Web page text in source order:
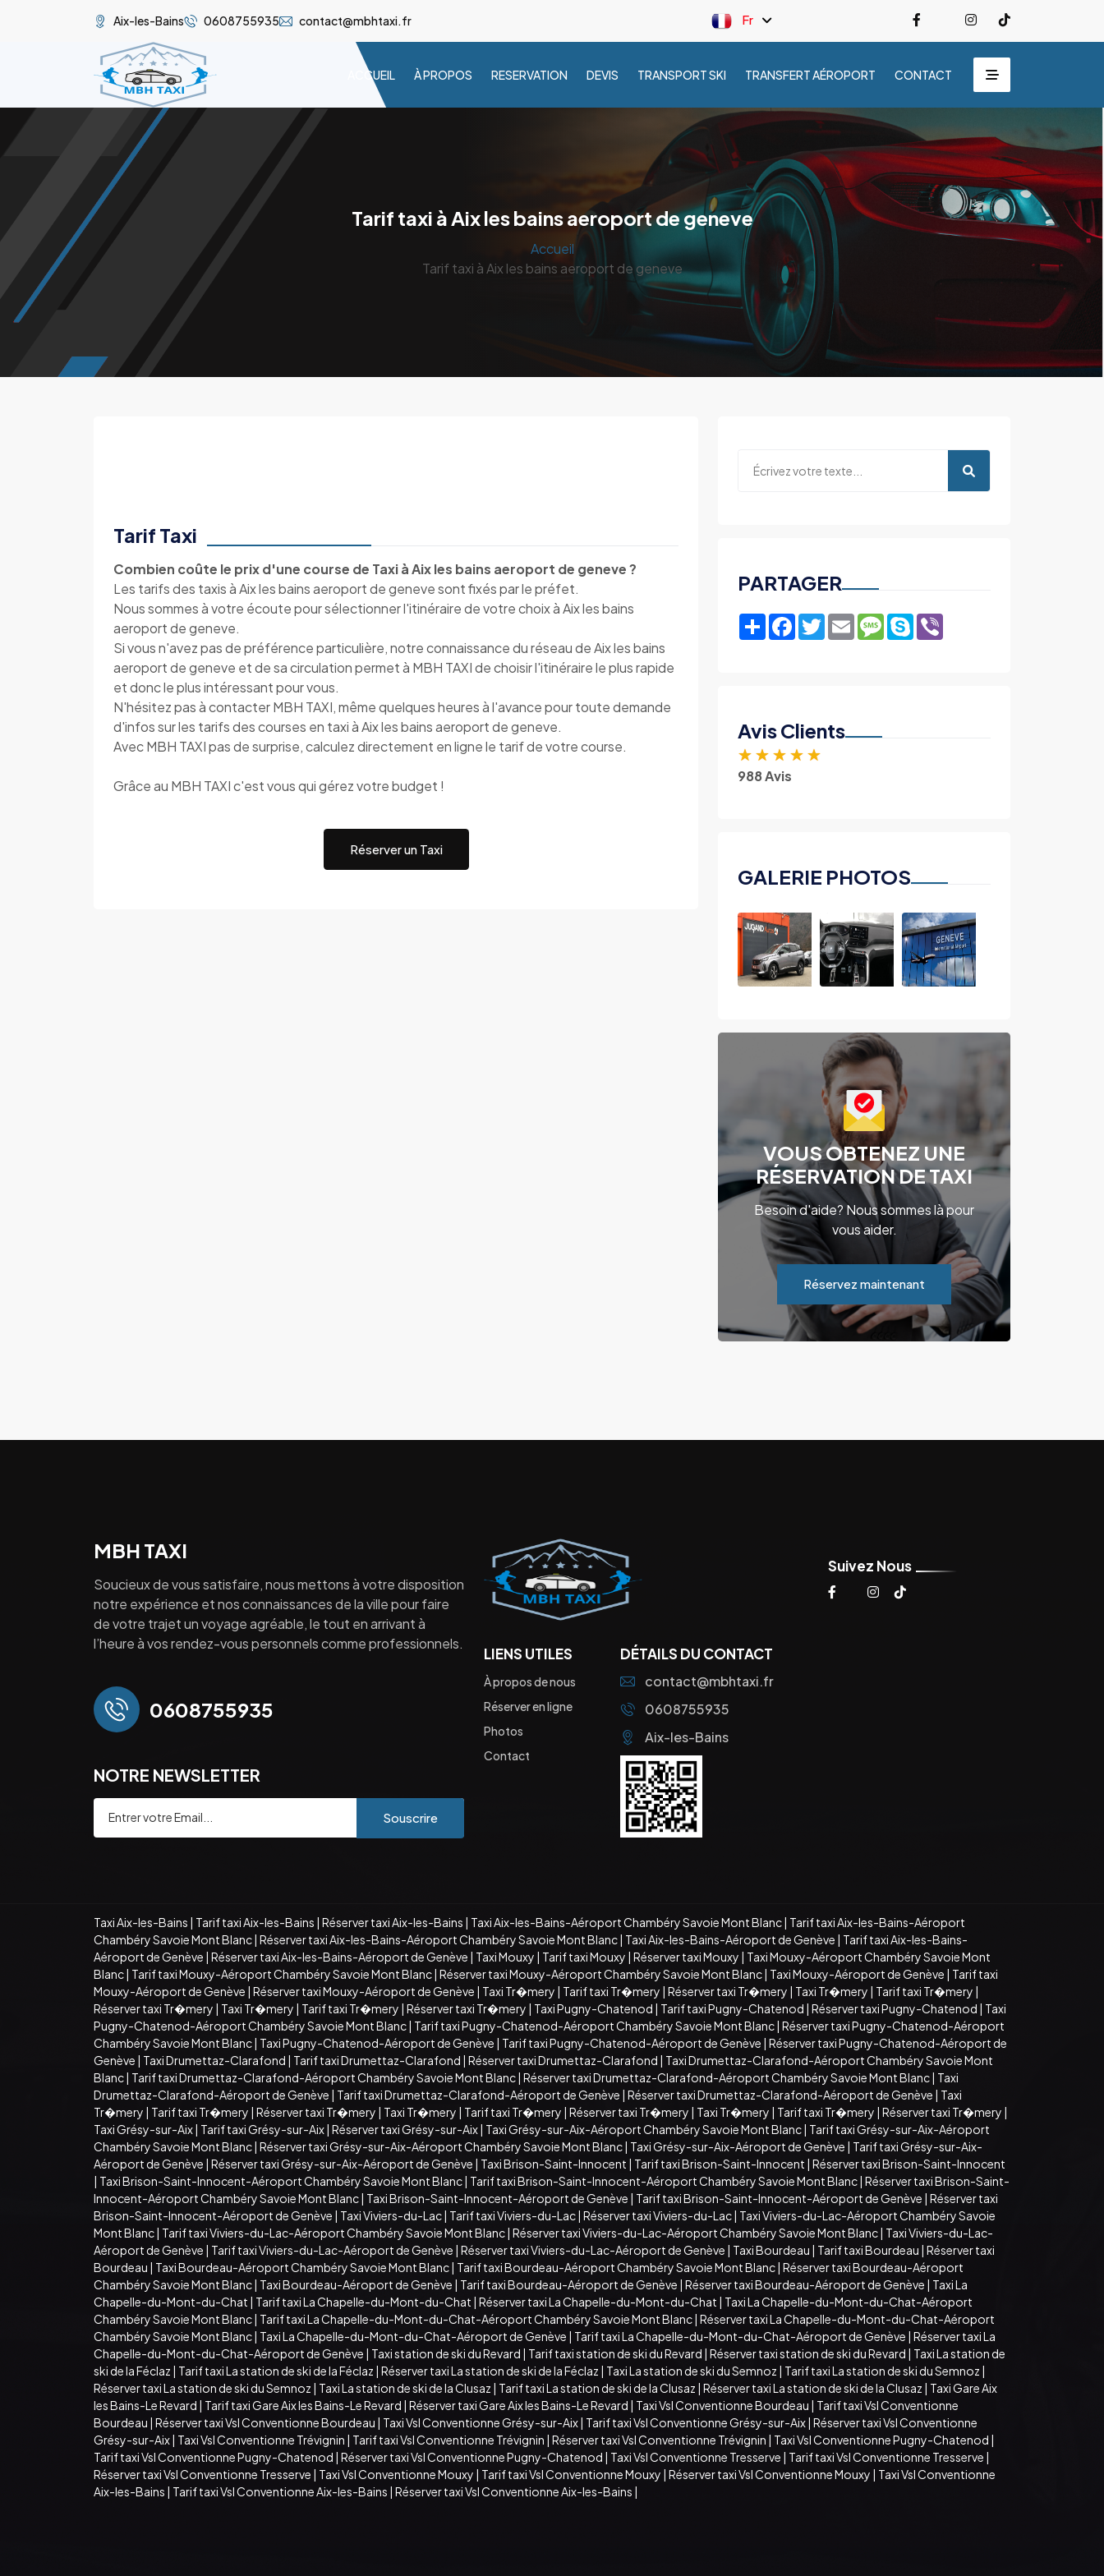
Aix-les-Bains 0608755935 contact@mbhtaxi.fr Fr
ACCUEIL À PROPOS RESERVATION DEVIS TRANSPORT SKI TRANSFERT AÉROPORT CONTACT
Tarif taxi à Aix les bains aeroport de geneve
Accueil
Tarif taxi à Aix les bains aeroport de geneve
Tarif Taxi
Combien coûte le prix d'une course de Taxi à Aix les bains aeroport de geneve ?
Les tarifs des taxis à Aix les bains aeroport de geneve sont fixés par le préfet.
Nous sommes à votre écoute pour sélectionner l'itinéraire de votre choix à Aix les bains
aeroport de geneve.
Si vous n'avez pas de préférence particulière, notre connaissance du réseau de Aix les bains
aeroport de geneve et de sa circulation permet à MBH TAXI de choisir l'itinéraire le plus rapide
et donc le plus intéressant pour vous.
N'hésitez pas à contacter MBH TAXI, même quelques heures à l'avance pour toute demande
d'infos sur les tarifs des courses en taxi à Aix les bains aeroport de geneve.
Avec MBH TAXI pas de surprise, calculez directement en ligne le tarif de votre course.
Grâce au MBH TAXI c'est vous qui gérez votre budget !
Réserver un Taxi
PARTAGER
ShareFacebook
TwitterEmailMessage
Skype
Avis Clients
★ ★ ★ ★ ★
988 Avis
GALERIE PHOTOS
VOUS OBTENEZ UNE
RÉSERVATION DE TAXI
Besoin d'aide? Nous sommes là pour
vous aider.
Réservez maintenant
MBH TAXI
Soucieux de vous satisfaire, nous mettons à votre disposition
notre expérience et nos connaissances de la ville pour faire
de votre trajet un voyage agréable, le tout en arrivant à
l’heure à vos rendez-vous personnels comme professionnels.
0608755935
NOTRE NEWSLETTER
Souscrire
Suivez Nous
LIENS UTILES
À propos de nous
Réserver en ligne
Photos
Contact
DÉTAILS DU CONTACT
contact@mbhtaxi.fr
0608755935
Aix-les-Bains
Taxi Aix-les-Bains | Tarif taxi Aix-les-Bains | Réserver taxi Aix-les-Bains | Taxi Aix-les-Bains-Aéroport Chambéry Savoie Mont Blanc| Tarif taxi Aix-les-Bains-Aéroport
Chambéry Savoie Mont Blanc| Réserver taxi Aix-les-Bains-Aéroport Chambéry Savoie Mont Blanc| Taxi Aix-les-Bains-Aéroport de Genève | Tarif taxi Aix-les-Bains-
Aéroport de Genève | Réserver taxi Aix-les-Bains-Aéroport de Genève | Taxi Mouxy | Tarif taxi Mouxy | Réserver taxi Mouxy | Taxi Mouxy-Aéroport Chambéry Savoie Mont
Blanc| Tarif taxi Mouxy-Aéroport Chambéry Savoie Mont Blanc| Réserver taxi Mouxy-Aéroport Chambéry Savoie Mont Blanc| Taxi Mouxy-Aéroport de Genève | Tarif taxi
Mouxy-Aéroport de Genève | Réserver taxi Mouxy-Aéroport de Genève | Taxi Tr�mery | Tarif taxi Tr�mery | Réserver taxi Tr�mery | Taxi Tr�mery | Tarif taxi Tr�mery |
Réserver taxi Tr�mery | Taxi Tr�mery | Tarif taxi Tr�mery | Réserver taxi Tr�mery | Taxi Pugny-Chatenod | Tarif taxi Pugny-Chatenod | Réserver taxi Pugny-Chatenod | Taxi
Pugny-Chatenod-Aéroport Chambéry Savoie Mont Blanc| Tarif taxi Pugny-Chatenod-Aéroport Chambéry Savoie Mont Blanc| Réserver taxi Pugny-Chatenod-Aéroport
Chambéry Savoie Mont Blanc| Taxi Pugny-Chatenod-Aéroport de Genève | Tarif taxi Pugny-Chatenod-Aéroport de Genève | Réserver taxi Pugny-Chatenod-Aéroport de
Genève | Taxi Drumettaz-Clarafond | Tarif taxi Drumettaz-Clarafond | Réserver taxi Drumettaz-Clarafond | Taxi Drumettaz-Clarafond-Aéroport Chambéry Savoie Mont
Blanc| Tarif taxi Drumettaz-Clarafond-Aéroport Chambéry Savoie Mont Blanc| Réserver taxi Drumettaz-Clarafond-Aéroport Chambéry Savoie Mont Blanc| Taxi
Drumettaz-Clarafond-Aéroport de Genève | Tarif taxi Drumettaz-Clarafond-Aéroport de Genève | Réserver taxi Drumettaz-Clarafond-Aéroport de Genève | Taxi
Tr�mery | Tarif taxi Tr�mery | Réserver taxi Tr�mery | Taxi Tr�mery | Tarif taxi Tr�mery | Réserver taxi Tr�mery | Taxi Tr�mery | Tarif taxi Tr�mery | Réserver taxi Tr�mery |
Taxi Grésy-sur-Aix| Tarif taxi Grésy-sur-Aix| Réserver taxi Grésy-sur-Aix| Taxi Grésy-sur-Aix-Aéroport Chambéry Savoie Mont Blanc| Tarif taxi Grésy-sur-Aix-Aéroport
Chambéry Savoie Mont Blanc| Réserver taxi Grésy-sur-Aix-Aéroport Chambéry Savoie Mont Blanc| Taxi Grésy-sur-Aix-Aéroport de Genève | Tarif taxi Grésy-sur-Aix-
Aéroport de Genève | Réserver taxi Grésy-sur-Aix-Aéroport de Genève | Taxi Brison-Saint-Innocent | Tarif taxi Brison-Saint-Innocent | Réserver taxi Brison-Saint-Innocent
| Taxi Brison-Saint-Innocent-Aéroport Chambéry Savoie Mont Blanc| Tarif taxi Brison-Saint-Innocent-Aéroport Chambéry Savoie Mont Blanc| Réserver taxi Brison-Saint-
Innocent-Aéroport Chambéry Savoie Mont Blanc| Taxi Brison-Saint-Innocent-Aéroport de Genève | Tarif taxi Brison-Saint-Innocent-Aéroport de Genève | Réserver taxi
Brison-Saint-Innocent-Aéroport de Genève | Taxi Viviers-du-Lac| Tarif taxi Viviers-du-Lac| Réserver taxi Viviers-du-Lac| Taxi Viviers-du-Lac-Aéroport Chambéry Savoie
Mont Blanc| Tarif taxi Viviers-du-Lac-Aéroport Chambéry Savoie Mont Blanc| Réserver taxi Viviers-du-Lac-Aéroport Chambéry Savoie Mont Blanc| Taxi Viviers-du-Lac-
Aéroport de Genève | Tarif taxi Viviers-du-Lac-Aéroport de Genève | Réserver taxi Viviers-du-Lac-Aéroport de Genève | Taxi Bourdeau | Tarif taxi Bourdeau | Réserver taxi
Bourdeau | Taxi Bourdeau-Aéroport Chambéry Savoie Mont Blanc| Tarif taxi Bourdeau-Aéroport Chambéry Savoie Mont Blanc| Réserver taxi Bourdeau-Aéroport
Chambéry Savoie Mont Blanc| Taxi Bourdeau-Aéroport de Genève | Tarif taxi Bourdeau-Aéroport de Genève | Réserver taxi Bourdeau-Aéroport de Genève | Taxi La
Chapelle-du-Mont-du-Chat | Tarif taxi La Chapelle-du-Mont-du-Chat | Réserver taxi La Chapelle-du-Mont-du-Chat | Taxi La Chapelle-du-Mont-du-Chat-Aéroport
Chambéry Savoie Mont Blanc| Tarif taxi La Chapelle-du-Mont-du-Chat-Aéroport Chambéry Savoie Mont Blanc| Réserver taxi La Chapelle-du-Mont-du-Chat-Aéroport
Chambéry Savoie Mont Blanc| Taxi La Chapelle-du-Mont-du-Chat-Aéroport de Genève | Tarif taxi La Chapelle-du-Mont-du-Chat-Aéroport de Genève | Réserver taxi La
Chapelle-du-Mont-du-Chat-Aéroport de Genève | Taxi station de ski du Revard | Tarif taxi station de ski du Revard | Réserver taxi station de ski du Revard | Taxi La station de
ski de la Féclaz | Tarif taxi La station de ski de la Féclaz | Réserver taxi La station de ski de la Féclaz | Taxi La station de ski du Semnoz | Tarif taxi La station de ski du Semnoz |
Réserver taxi La station de ski du Semnoz | Taxi La station de ski de la Clusaz | Tarif taxi La station de ski de la Clusaz | Réserver taxi La station de ski de la Clusaz | Taxi Gare Aix
les Bains-Le Revard | Tarif taxi Gare Aix les Bains-Le Revard | Réserver taxi Gare Aix les Bains-Le Revard | Taxi Vsl Conventionne Bourdeau | Tarif taxi Vsl Conventionne
Bourdeau | Réserver taxi Vsl Conventionne Bourdeau | Taxi Vsl Conventionne Grésy-sur-Aix| Tarif taxi Vsl Conventionne Grésy-sur-Aix| Réserver taxi Vsl Conventionne
Grésy-sur-Aix| Taxi Vsl Conventionne Trévignin | Tarif taxi Vsl Conventionne Trévignin | Réserver taxi Vsl Conventionne Trévignin | Taxi Vsl Conventionne Pugny-Chatenod |
Tarif taxi Vsl Conventionne Pugny-Chatenod | Réserver taxi Vsl Conventionne Pugny-Chatenod | Taxi Vsl Conventionne Tresserve | Tarif taxi Vsl Conventionne Tresserve |
Réserver taxi Vsl Conventionne Tresserve | Taxi Vsl Conventionne Mouxy | Tarif taxi Vsl Conventionne Mouxy | Réserver taxi Vsl Conventionne Mouxy | Taxi Vsl Conventionne
Aix-les-Bains | Tarif taxi Vsl Conventionne Aix-les-Bains | Réserver taxi Vsl Conventionne Aix-les-Bains |